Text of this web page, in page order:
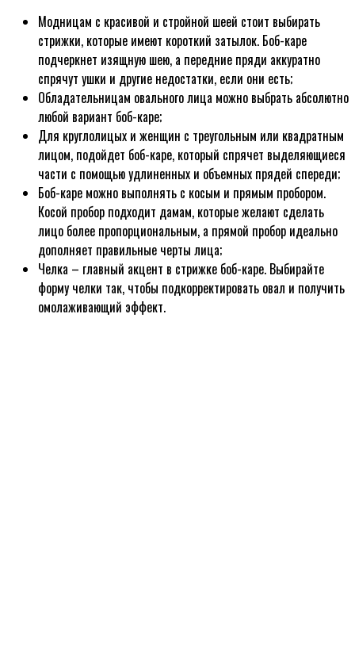
Модницам с красивой и стройной шеей стоит выбирать
стрижки, которые имеют короткий затылок. Боб-каре
подчеркнет изящную шею, а передние пряди аккуратно
спрячут ушки и другие недостатки, если они есть;
Обладательницам овального лица можно выбрать абсолютно
любой вариант боб-каре;
Для круглолицых и женщин с треугольным или квадратным
лицом, подойдет боб-каре, который спрячет выделяющиеся
части с помощью удлиненных и объемных прядей спереди;
Боб-каре можно выполнять с косым и прямым пробором.
Косой пробор подходит дамам, которые желают сделать
лицо более пропорциональным, а прямой пробор идеально
дополняет правильные черты лица;
Челка – главный акцент в стрижке боб-каре. Выбирайте
форму челки так, чтобы подкорректировать овал и получить
омолаживающий эффект.